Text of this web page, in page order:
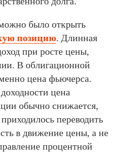
было открыть
позицию. Длинная
при росте цены,
В облигационной
цена фьючерса.
цена
обычно снижается,
переводить
в движение цены, а не
процентной